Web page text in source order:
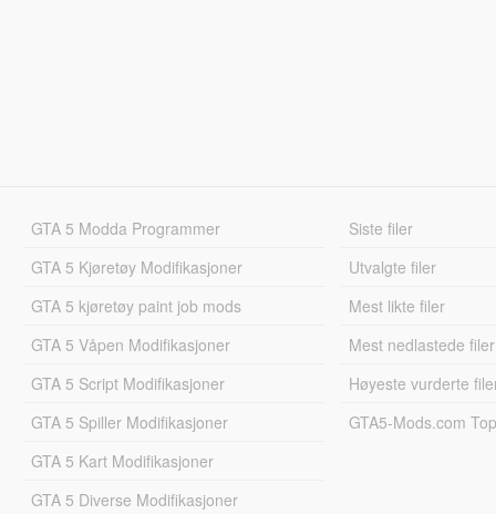
GTA 5 Modda Programmer
GTA 5 Kjøretøy Modifikasjoner
GTA 5 kjøretøy paint job mods
GTA 5 Våpen Modifikasjoner
GTA 5 Script Modifikasjoner
GTA 5 Spiller Modifikasjoner
GTA 5 Kart Modifikasjoner
GTA 5 Diverse Modifikasjoner
Siste filer
Utvalgte filer
Mest likte filer
Mest nedlastede filer
Høyeste vurderte
GTA5-Mods.com